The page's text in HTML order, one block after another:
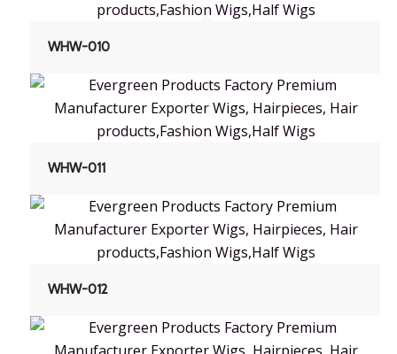
WHW-010
WHW-011
WHW-012